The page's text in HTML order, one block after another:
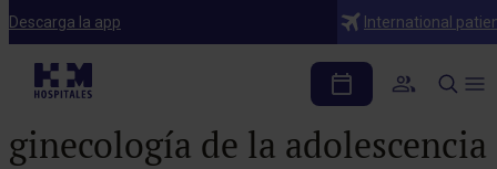
Descarga la app International
Notas de prensa
hm hospitales pone en
marcha la unidad de
ginecología de la adolescencia